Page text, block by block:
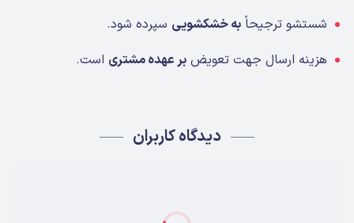
شستشو ترجیحاً به خشکشویی سپرده شود.
هزینه ارسال جهت تعویض بر عهده مشتری است.
دیدگاه کاربران